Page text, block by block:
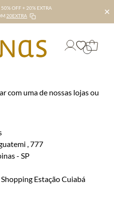
OFF + 20% EXTRA
20EXTRA ✕
com uma de nossas lojas ou
, 777
- SP
Estação Cuiabá